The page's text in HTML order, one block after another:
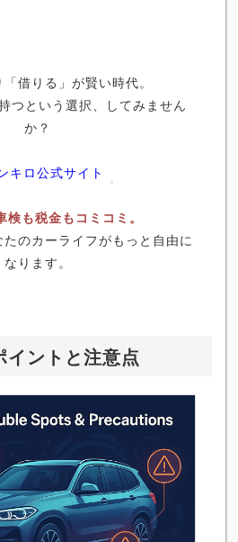
「借りる」が賢い時代。
つという選択、してみません
か？
キロ公式サイト
検も税金もコミコミ。
のカーライフがもっと自由に
なります。
ントと注意点